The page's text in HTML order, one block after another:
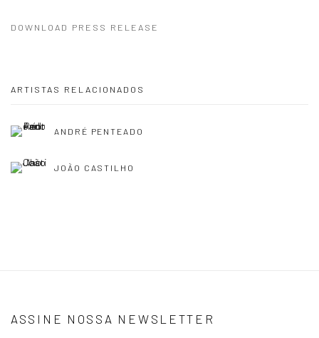
DOWNLOAD PRESS RELEASE
ARTISTAS RELACIONADOS
ANDRÉ PENTEADO
JOÃO CASTILHO
ASSINE NOSSA NEWSLETTER